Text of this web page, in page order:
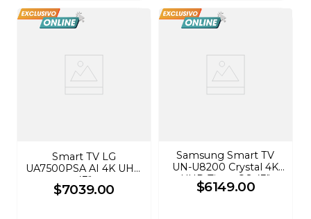
Smart TV LG
UA7500PSA AI 4K UHD
43"
$7039.00
Samsung Smart TV
UN-U8200 Crystal 4K
UHD Tizen OS 43"
$6149.00